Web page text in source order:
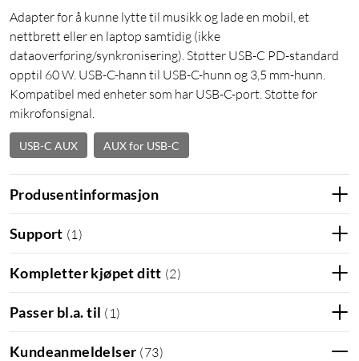
Adapter for å kunne lytte til musikk og lade en mobil, et
nettbrett eller en laptop samtidig (ikke
dataoverføring/synkronisering). Støtter USB-C PD-standard
opptil 60 W. USB-C-hann til USB-C-hunn og 3,5 mm-hunn.
Kompatibel med enheter som har USB-C-port. Støtte for
mikrofonsignal.
USB-C AUX AUX for USB-C
Produsentinformasjon
Support (1 )
Kompletter kjøpet ditt (2)
Passer bl.a. til ( 1 )
Kundeanmeldelser (73)